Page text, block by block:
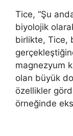
Tice, “Şu
biyolojik
birlikte, Tice,
magnezyum
olan büyük
özellikler
örneğinde